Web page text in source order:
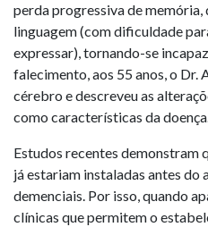
perda progressiva de
linguagem (com dificuldade
expressar), tornando-se
falecimento, aos 55 anos, o Dr.
cérebro e descreveu as
como características da
Estudos recentes demonstram
já estariam instaladas antes do
demenciais. Por isso, quando
clínicas que permitem o